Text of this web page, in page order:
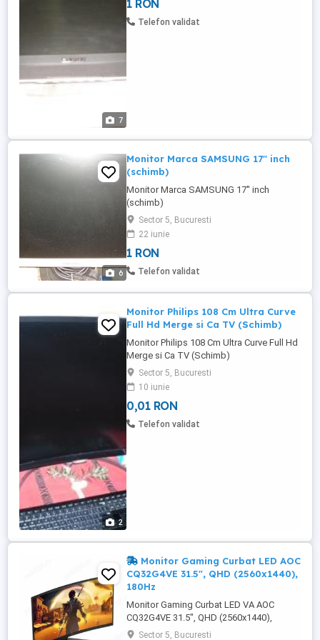
7
1 RON
Telefon validat
6
Monitor Marca SAMSUNG 17'' inch
(schimb)
Monitor Marca SAMSUNG 17'' inch
(schimb)
Sector 5, Bucuresti
22 iunie
1 RON
Telefon validat
2
Monitor Philips 108 Cm Ultra Curve
Full Hd Merge si Ca TV (Schimb)
Monitor Philips 108 Cm Ultra Curve Full Hd
Merge si Ca TV (Schimb)
Sector 5, Bucuresti
10 iunie
0,01 RON
Telefon validat
Monitor Gaming Curbat LED AOC
CQ32G4VE 31.5", QHD (2560x1440),
180Hz
Monitor Gaming Curbat LED VA AOC
CQ32G4VE 31.5", QHD (2560x1440),
180Hz, 1ms, 0.5ms (MPRT), AMD
Sector 5, Bucuresti